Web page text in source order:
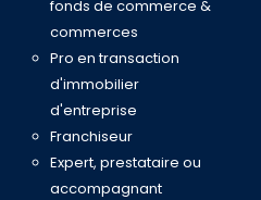
fonds de commerce &
commerces
Pro en transaction
d'immobilier
d'entreprise
Franchiseur
Expert, prestataire ou
accompagnant